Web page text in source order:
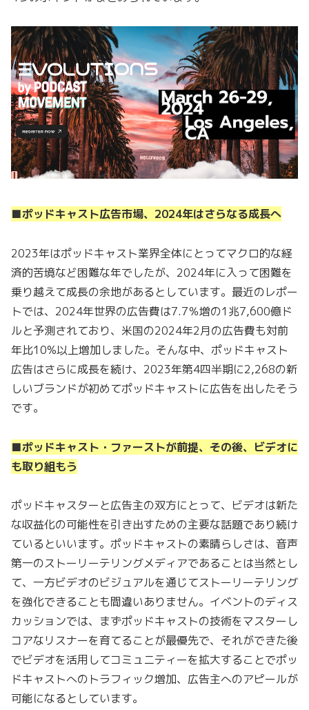
■ポッドキャスト広告市場、2024年はさらなる成長へ
2023年はポッドキャスト業界全体にとってマクロ的な経
済的苦境など困難な年でしたが、2024年に入って困難を
乗り越えて成長の余地があるとしています。最近のレポー
トでは、2024年世界の広告費は7.7％増の1兆7,600億ド
ルと予測されており、米国の2024年2月の広告費も対前
年比10%以上増加しました。そんな中、ポッドキャスト
広告はさらに成長を続け、2023年第4四半期に2,268の新
しいブランドが初めてポッドキャストに広告を出したそう
です。
■ポッドキャスト・ファーストが前提、その後、ビデオに
も取り組もう
ポッドキャスターと広告主の双方にとって、ビデオは新た
な収益化の可能性を引き出すための主要な話題であり続け
ているといいます。ポッドキャストの素晴らしさは、音声
第一のストーリーテリングメディアであることは当然とし
て、一方ビデオのビジュアルを通じてストーリーテリング
を強化できることも間違いありません。イベントのディス
カッションでは、まずポッドキャストの技術をマスターし
コアなリスナーを育てることが最優先で、それができた後
でビデオを活用してコミュニティーを拡大することでポッ
ドキャストへのトラフィック増加、広告主へのアピールが
可能になるとしています。